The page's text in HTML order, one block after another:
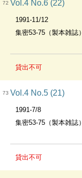
72 Vol.4 No.6 (22)
1991-11/12
集密53-75（製本雑誌）
貸出不可
73 Vol.4 No.5 (21)
1991-7/8
集密53-75（製本雑誌）
貸出不可